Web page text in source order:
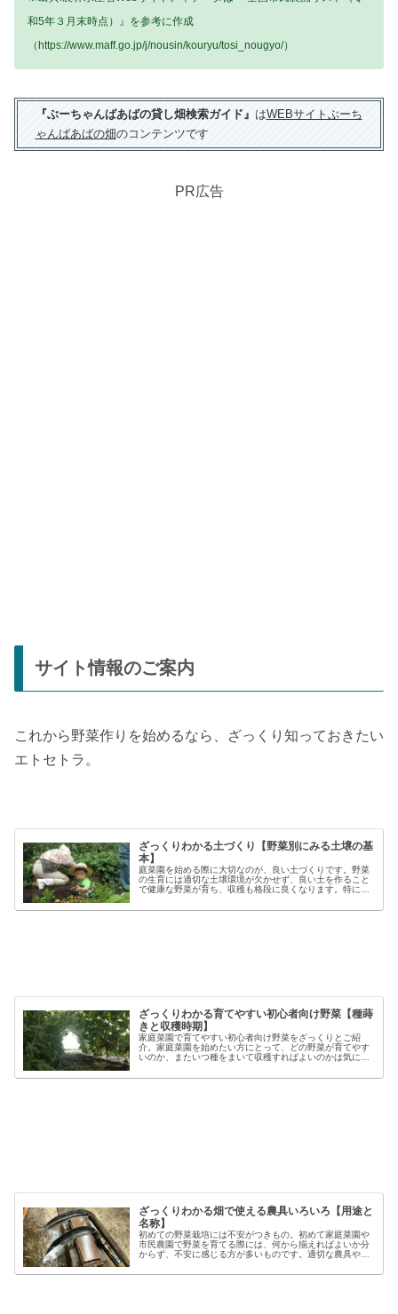
和5年３月末時点）』を参考に作成
（https://www.maff.go.jp/j/nousin/kouryu/tosi_nougyo/）
『ぶーちゃんばあばの貸し畑検索ガイド』 はWEBサイトぶーち
ゃんばあばの畑のコンテンツです
PR広告
サイト情報のご案内
これから野菜作りを始めるなら、ざっくり知っておきたい
エトセトラ。
ざっくりわかる土づくり【野菜別にみる土壌の基
本】
庭菜園を始める際に大切なのが、良い土づくりです。野菜
の生育には適切な土壌環境が欠かせず、良い土を作ること
で健康な野菜が育ち、収穫も格段に良くなります。特に初
家庭菜園で失敗しないコツと言える...
ざっくりわかる育てやすい初心者向け野菜【種蒔
きと収穫時期】
家庭菜園で育てやすい初心者向け野菜をざっくりとご紹
介。家庭菜園を始めたい方にとって、どの野菜が育てやす
いのか、またいつ種をまいて収穫すればよいのかは気にな
類でも「早生」「中生」「晩生」など...
ざっくりわかる畑で使える農具いろいろ【用途と
名称】
初めての野菜栽培には不安がつきもの。初めて家庭菜園や
市民農園で野菜を育てる際には、何から揃えればよいか分
からず、不安に感じる方が多いものです。適切な農具や資
しますが、種類も多く、初心者には...